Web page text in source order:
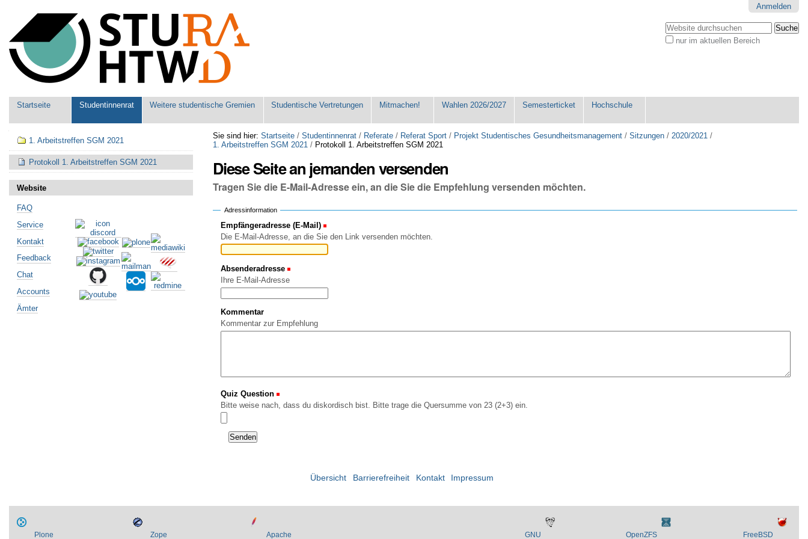
Werkzeuge
Anmelden
Website durchsuchen
nur im aktuellen Bereich
Sektionen
Startseite Studentinnenrat Weitere studentische Gremien Studentische Vertretungen Mitmachen! Wahlen 2026/2027 Semesterticket Hochschule
Sie sind hier: Startseite /Studentinnenrat / Referate / Referat Sport / Projekt Studentisches Gesundheitsmanagement /Sitzungen /2020/2021 /
1. Arbeitstreffen SGM 2021 / Protokoll 1. Arbeitstreffen SGM 2021
Diese Seite an jemanden versenden
Tragen Sie die E-Mail-Adresse ein, an die Sie die Empfehlung versenden möchten.
Adressinformation
Empfängeradresse (E-Mail)
Die E-Mail-Adresse, an die Sie den Link versenden möchten.
Absenderadresse
Ihre E-Mail-Adresse
Kommentar
Kommentar zur Empfehlung
Quiz Question
Bitte weise nach, dass du diskordisch bist. Bitte trage die Quersumme von 23 (2+3) ein.
Navigation
1. Arbeitstreffen SGM 2021
Protokoll 1. Arbeitstreffen SGM 2021
Website
FAQ
Service
Kontakt
Feedback
Chat
Accounts
Ämter
Übersicht Barrierefreiheit Kontakt Impressum
Plone Zope Apache GNU OpenZFS FreeBSD